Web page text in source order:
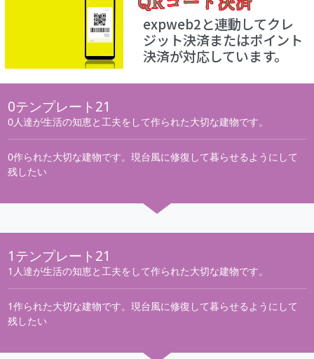
expweb2と連動してクレ
ジット決済またはポイント
決済が対応しています。
0テンプレート21
0人達が生活の知恵と工夫をして作られた大切な建物です。
0作られた大切な建物です。現台風に修復して暮らせるようにして
残したい
1テンプレート21
1人達が生活の知恵と工夫をして作られた大切な建物です。
1作られた大切な建物です。現台風に修復して暮らせるようにして
残したい